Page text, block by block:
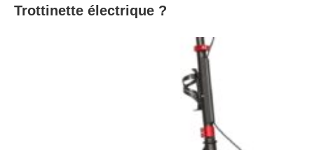
Trottinette électrique ?